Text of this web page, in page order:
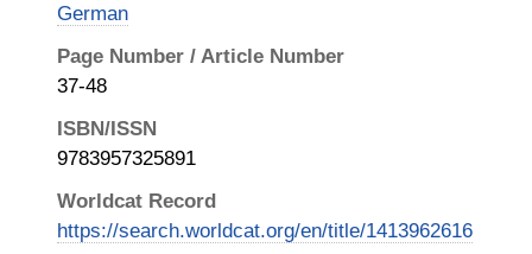
German
Page Number / Article Number
37-48
ISBN/ISSN
9783957325891
Worldcat Record
https://search.worldcat.org/en/title/1413962616